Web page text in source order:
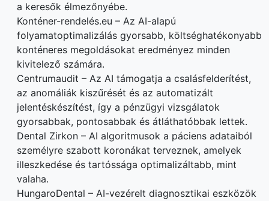
a keresők élmezőnyébe.
Konténer-rendelés.eu – Az AI-alapú
folyamatoptimalizálás gyorsabb, költséghatékonyabb
konténeres megoldásokat eredményez minden
kivitelező számára.
Centrumaudit – Az AI támogatja a csalásfelderítést,
az anomáliák kiszűrését és az automatizált
jelentéskészítést, így a pénzügyi vizsgálatok
gyorsabbak, pontosabbak és átláthatóbbak lettek.
Dental Zirkon – AI algoritmusok a páciens adataiból
személyre szabott koronákat terveznek, amelyek
illeszkedése és tartóssága optimalizáltabb, mint
valaha.
HungaroDental – AI-vezérelt diagnosztikai eszközök